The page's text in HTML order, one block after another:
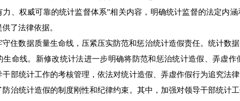
力、权威可靠的统计监督体系”相关内容，明确统计监督的法定内
了法律依据。
守住数据质量生命线，压紧压实防范和惩治统计造假责任。统计数
生命线。新修改统计法进一步明确将防范和惩治统计造假、弄虚
干部统计工作的考核管理，依法对统计造假、弄虚作假行为追究法
防治统计造假的制度刚性和纪律约束。其中，加强对领导干部统计